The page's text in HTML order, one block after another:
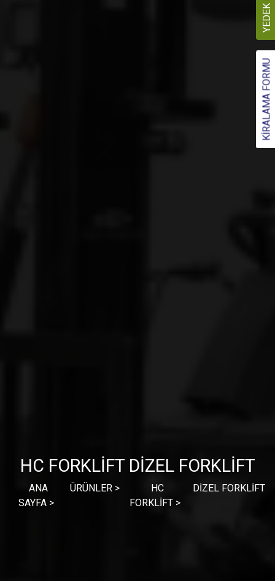
HC FORKLİFT DİZEL FORKLİFT
ANA
SAYFA
ÜRÜNLER
HC
FORKLİFT
DİZEL FORKLİFT
KİRALAMA FORMU